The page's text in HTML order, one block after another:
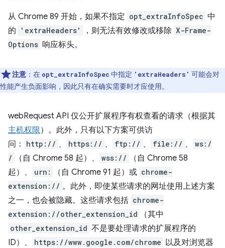
从 Chrome 89 开始，如果不指定 opt_extraInfoSpec 中
的
'extraHeaders' ，则无法有效修改或移除 X-Frame-
Options 响应标头。
注意 ：在 opt_extraInfoSpec 中指定 'extraHeaders' 可能会对
性能产生负面影响，因此只有在确实需要时才应使用。
webRequest API 仅公开扩展程序有权查看的请求（根据其
主机权限）。此外，只有以下方案可供访
问：
http:// 、 https:// 、 ftp:// 、 file:// 、
ws:/
/
（自 Chrome 58 起）、 wss://
（自 Chrome 58
起）、
urn: （自 Chrome 91 起）或 chrome-
extension:// 。此外，即使某些请求的网址使用上述方案
之一，也会被隐藏。这些请求包括 chrome-
extension://other_extension_id
（其中
other_extension_id 不是要处理请求的扩展程序的
ID）、
https://www.google.com/chrome 以及对浏览器